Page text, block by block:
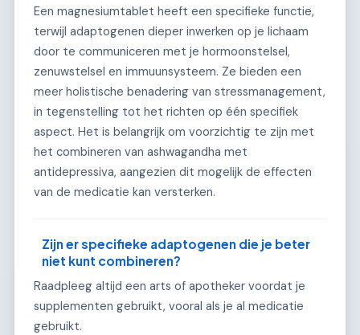
Een magnesiumtablet heeft een specifieke functie,
terwijl adaptogenen dieper inwerken op je lichaam
door te communiceren met je hormoonstelsel,
zenuwstelsel en immuunsysteem. Ze bieden een
meer holistische benadering van stressmanagement,
in tegenstelling tot het richten op één specifiek
aspect. Het is belangrijk om voorzichtig te zijn met
het combineren van ashwagandha met
antidepressiva, aangezien dit mogelijk de effecten
van de medicatie kan versterken.
Zijn er specifieke adaptogenen die je beter
niet kunt combineren?
Raadpleeg altijd een arts of apotheker voordat je
supplementen gebruikt, vooral als je al medicatie
gebruikt.